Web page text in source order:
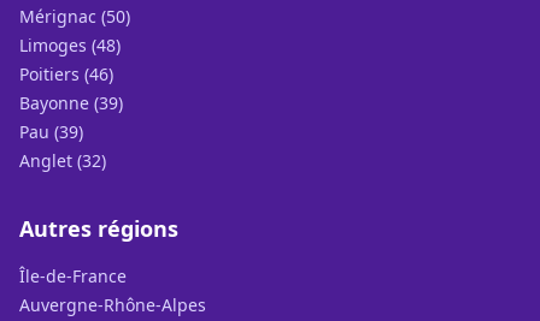
Mérignac (50)
Limoges (48)
Poitiers (46)
Bayonne (39)
Pau (39)
Anglet (32)
Autres régions
Île-de-France
Auvergne-Rhône-Alpes